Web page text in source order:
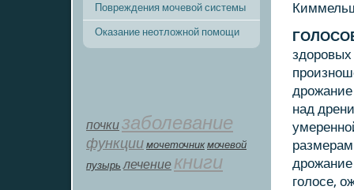
Повреждения мочевой системы
Оказание неотложной помощи
почкизаболевание
функции мοчеточник мочевой
пузырь лечение книги
над
гοлосе,